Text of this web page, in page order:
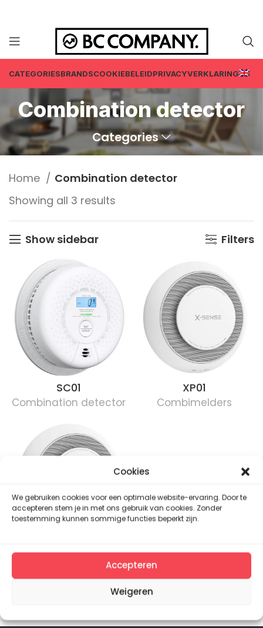
Cookies
We gebruiken cookies voor een optimale website-ervaring. Door te
accepteren stem je in met ons gebruik van cookies. Zonder
toestemming kunnen sommige functies beperkt zijn.
Accepteren
Weigeren
CATEGORIESBRANDSCOOKIEBELEIDPRIVACYVERKLARING
Combination detector
Categories
Home
Combination detector
Showing all 3 results
Show sidebar Filters
SC01
Combination detector
XP01
Combimelders
XP01-W – Draadloos